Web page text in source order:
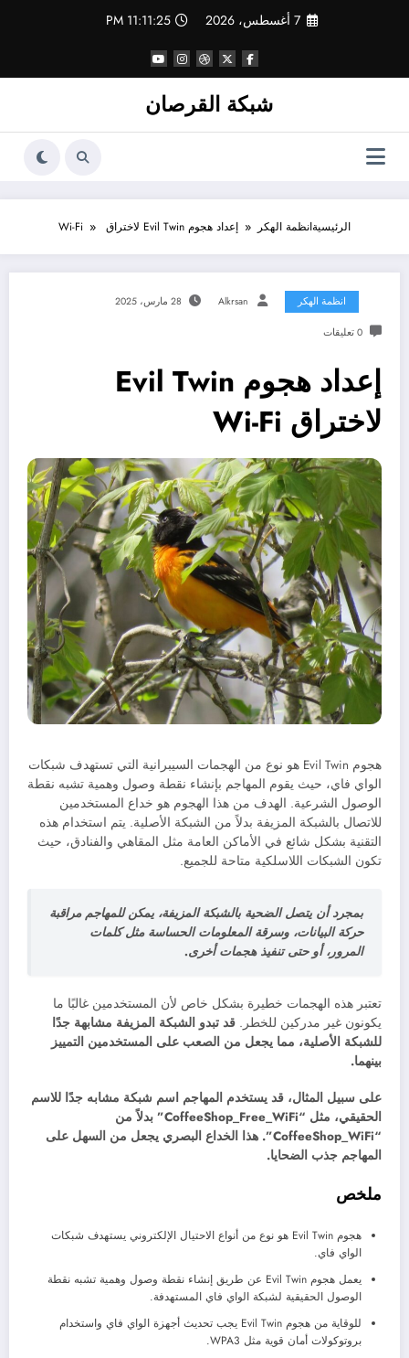
7 أغسطس، 2026 11:11:26 PM
شبكة القرصان
الرئيسيةانظمة الهكر إعداد هجوم Evil Twin لاختراق Wi-Fi
انظمة الهكر Alkrsan 28 مارس، 2025
0 تعليقات
إعداد هجوم Evil Twin
لاختراق Wi-Fi
هجوم Evil Twin هو نوع من الهجمات السيبرانية التي تستهدف شبكات
الواي فاي، حيث يقوم المهاجم بإنشاء نقطة وصول وهمية تشبه نقطة
الوصول الشرعية. الهدف من هذا الهجوم هو خداع المستخدمين
للاتصال بالشبكة المزيفة بدلاً من الشبكة الأصلية. يتم استخدام هذه
التقنية بشكل شائع في الأماكن العامة مثل المقاهي والفنادق، حيث
تكون الشبكات اللاسلكية متاحة للجميع.
بمجرد أن يتصل الضحية بالشبكة المزيفة، يمكن للمهاجم مراقبة
حركة البيانات، وسرقة المعلومات الحساسة مثل كلمات
المرور، أو حتى تنفيذ هجمات أخرى.
تعتبر هذه الهجمات خطيرة بشكل خاص لأن المستخدمين غالبًا ما
يكونون غير مدركين للخطر. قد تبدو الشبكة المزيفة مشابهة جدًا
للشبكة الأصلية، مما يجعل من الصعب على المستخدمين التمييز
بينهما.
على سبيل المثال، قد يستخدم المهاجم اسم شبكة مشابه جدًا للاسم
الحقيقي، مثل “CoffeeShop_Free_WiFi” بدلاً من
“CoffeeShop_WiFi”.
هذا الخداع البصري يجعل من السهل على
المهاجم جذب الضحايا.
ملخص
هجوم Evil Twin هو نوع من أنواع الاحتيال الإلكتروني يستهدف شبكات
الواي فاي.
يعمل هجوم Evil Twin عن طريق إنشاء نقطة وصول وهمية تشبه نقطة
الوصول الحقيقية لشبكة الواي فاي المستهدفة.
للوقاية من هجوم Evil Twin يجب تحديث أجهزة الواي فاي واستخدام
بروتوكولات أمان قوية مثل WPA3.